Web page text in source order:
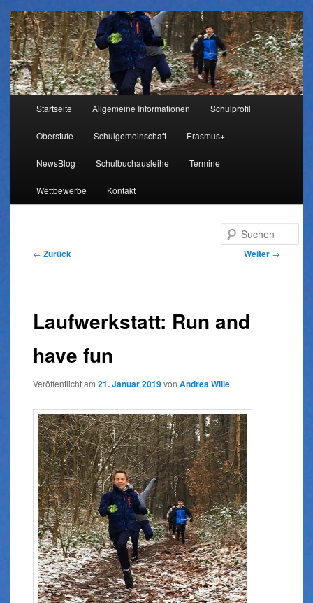
Zum
Inhalt
wechseln
Startseite Allgemeine Informationen Schulprofil
Oberstufe Schulgemeinschaft Erasmus+
NewsBlog Schulbuchausleihe Termine
Wettbewerbe Kontakt
Beitragsnavigation
← Zurück Weiter →
Laufwerkstatt: Run and
have fun
Veröffentlicht am 21. Januar 2019von Andrea Wille